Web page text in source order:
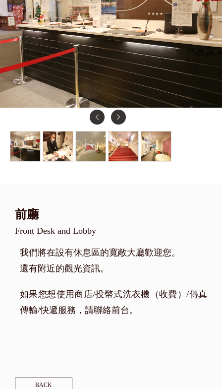
前廳
Front Desk and Lobby
我們將在設有休息區的寬敞大廳歡迎您。
還有附近的觀光資訊。
如果您想使用商店/投幣式洗衣機（收費）/傳真
傳輸/快遞服務，請聯絡前台。
BACK